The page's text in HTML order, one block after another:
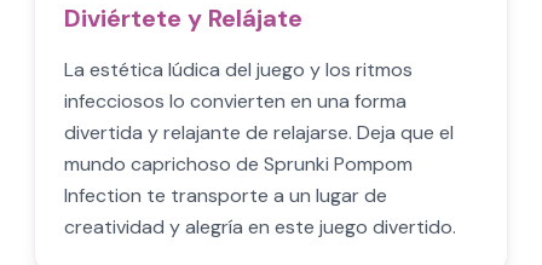
Diviértete y Relájate
La estética lúdica del juego y los ritmos
infecciosos lo convierten en una forma
divertida y relajante de relajarse. Deja que el
mundo caprichoso de Sprunki Pompom
Infection te transporte a un lugar de
creatividad y alegría en este juego divertido.